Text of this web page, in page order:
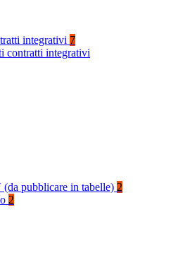
integrativi 7
contratti integrativi
pubblicare in tabelle) 2
2